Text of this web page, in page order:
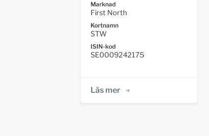
Marknad
First North
Kortnamn
STW
ISIN-kod
SE0009242175
Läs mer